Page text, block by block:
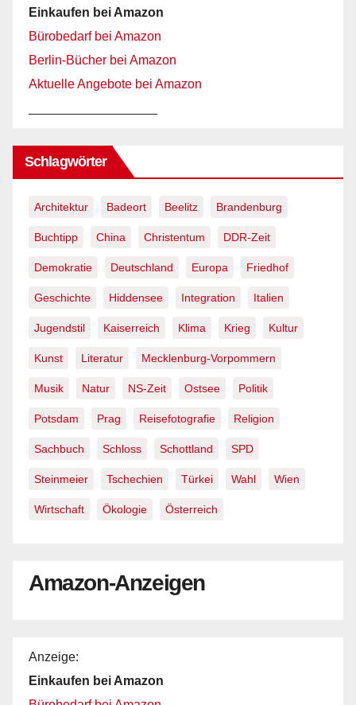
Einkaufen bei Amazon
Bürobedarf bei Amazon
Berlin-Bücher bei Amazon
Aktuelle Angebote bei Amazon
Schlagwörter
Architektur Badeort Beelitz Brandenburg
Buchtipp China Christentum DDR-Zeit
Demokratie Deutschland Europa Friedhof
Geschichte Hiddensee Integration Italien
Jugendstil Kaiserreich Klima Krieg Kultur
Kunst Literatur Mecklenburg-Vorpommern
Musik Natur NS-Zeit Ostsee Politik
Potsdam Prag Reisefotografie Religion
Sachbuch Schloss Schottland SPD
Steinmeier Tschechien Türkei Wahl Wien
Wirtschaft Ökologie Österreich
Amazon-Anzeigen
Anzeige:
Einkaufen bei Amazon